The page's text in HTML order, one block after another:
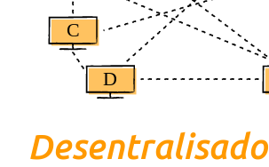
Desentralisado